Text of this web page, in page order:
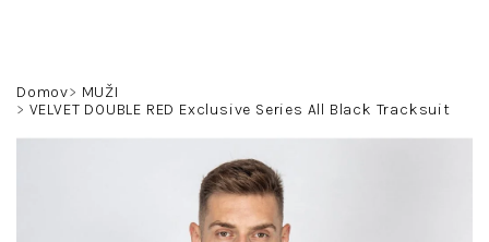
Domov
MUŽI
VELVET DOUBLE RED Exclusive Series All Black Tracksuit